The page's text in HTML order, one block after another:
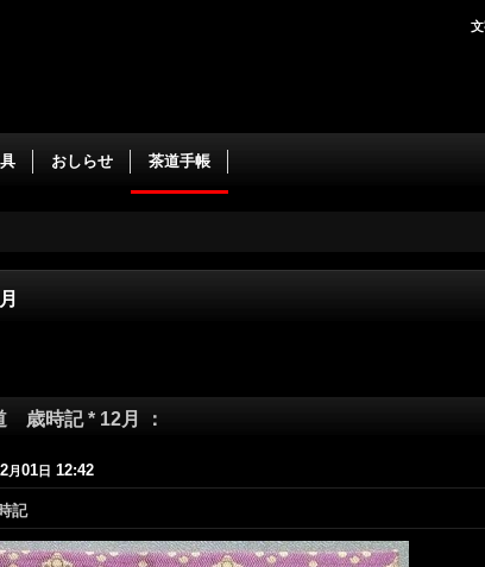
おしらせ 茶道手帳
歳時記 * 12月 ：
月01日 12:42
記